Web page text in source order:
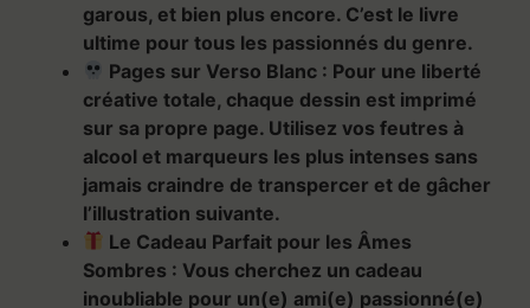
garous, et bien plus encore. C’est le livre
ultime pour tous les passionnés du genre.
Pages sur Verso Blanc : Pour une liberté
créative totale, chaque dessin est imprimé
sur sa propre page. Utilisez vos feutres à
alcool et marqueurs les plus intenses sans
jamais craindre de transpercer et de gâcher
l’illustration suivante.
Le Cadeau Parfait pour les Âmes
Sombres : Vous cherchez un cadeau
inoubliable pour un(e) ami(e) passionné(e)